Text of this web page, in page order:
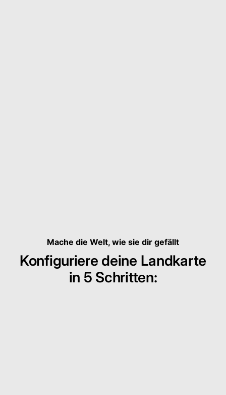
Mache die Welt, wie sie dir gefällt
Konfiguriere deine Landkarte
in 5 Schritten: